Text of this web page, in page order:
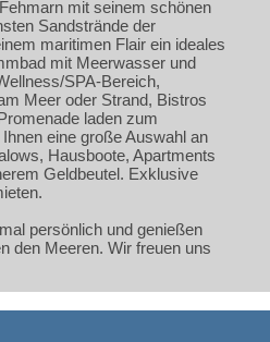
mit seinem schönen
Sandstrände der
maritimen Flair ein ideales
mit Meerwasser und
SPA-Bereich,
Meer oder Strand, Bistros
laden zum
eine große Auswahl an
Hausboote, Apartments
Geldbeutel. Exklusive
persönlich und genießen
den Meeren. Wir freuen uns